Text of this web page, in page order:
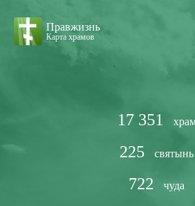
Правжизнь
Карта храмов
17 351
225 святынь
722 чуда